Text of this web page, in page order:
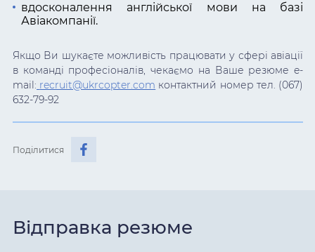
вдосконалення англійської мови на базі
Авіакомпанії.
Якщо Ви шукаєте можливість працювати у сфері авіації
в команді професіоналів, чекаємо на Ваше резюме e-
mail: recruit@ukrcopter.com контактний номер тел. (067)
632-79-92
Поділитися
Відправка резюме